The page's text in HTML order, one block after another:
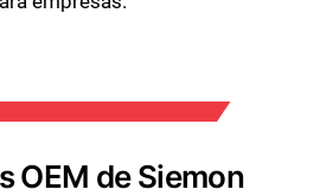
OEM de Siemon